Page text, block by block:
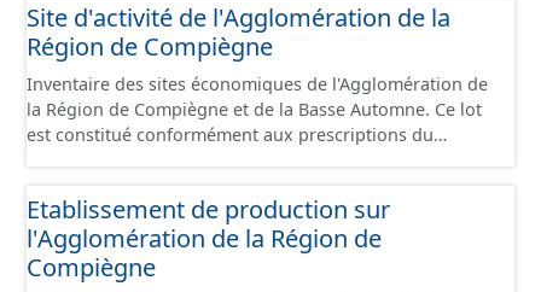
Site d'activité de l'Agglomération de la
Région de Compiègne
Inventaire des sites économiques de l'Agglomération de
la Région de Compiègne et de la Basse Automne. Ce lot
est constitué conformément aux prescriptions du
Etablissement de production sur
l'Agglomération de la Région de
Compiègne